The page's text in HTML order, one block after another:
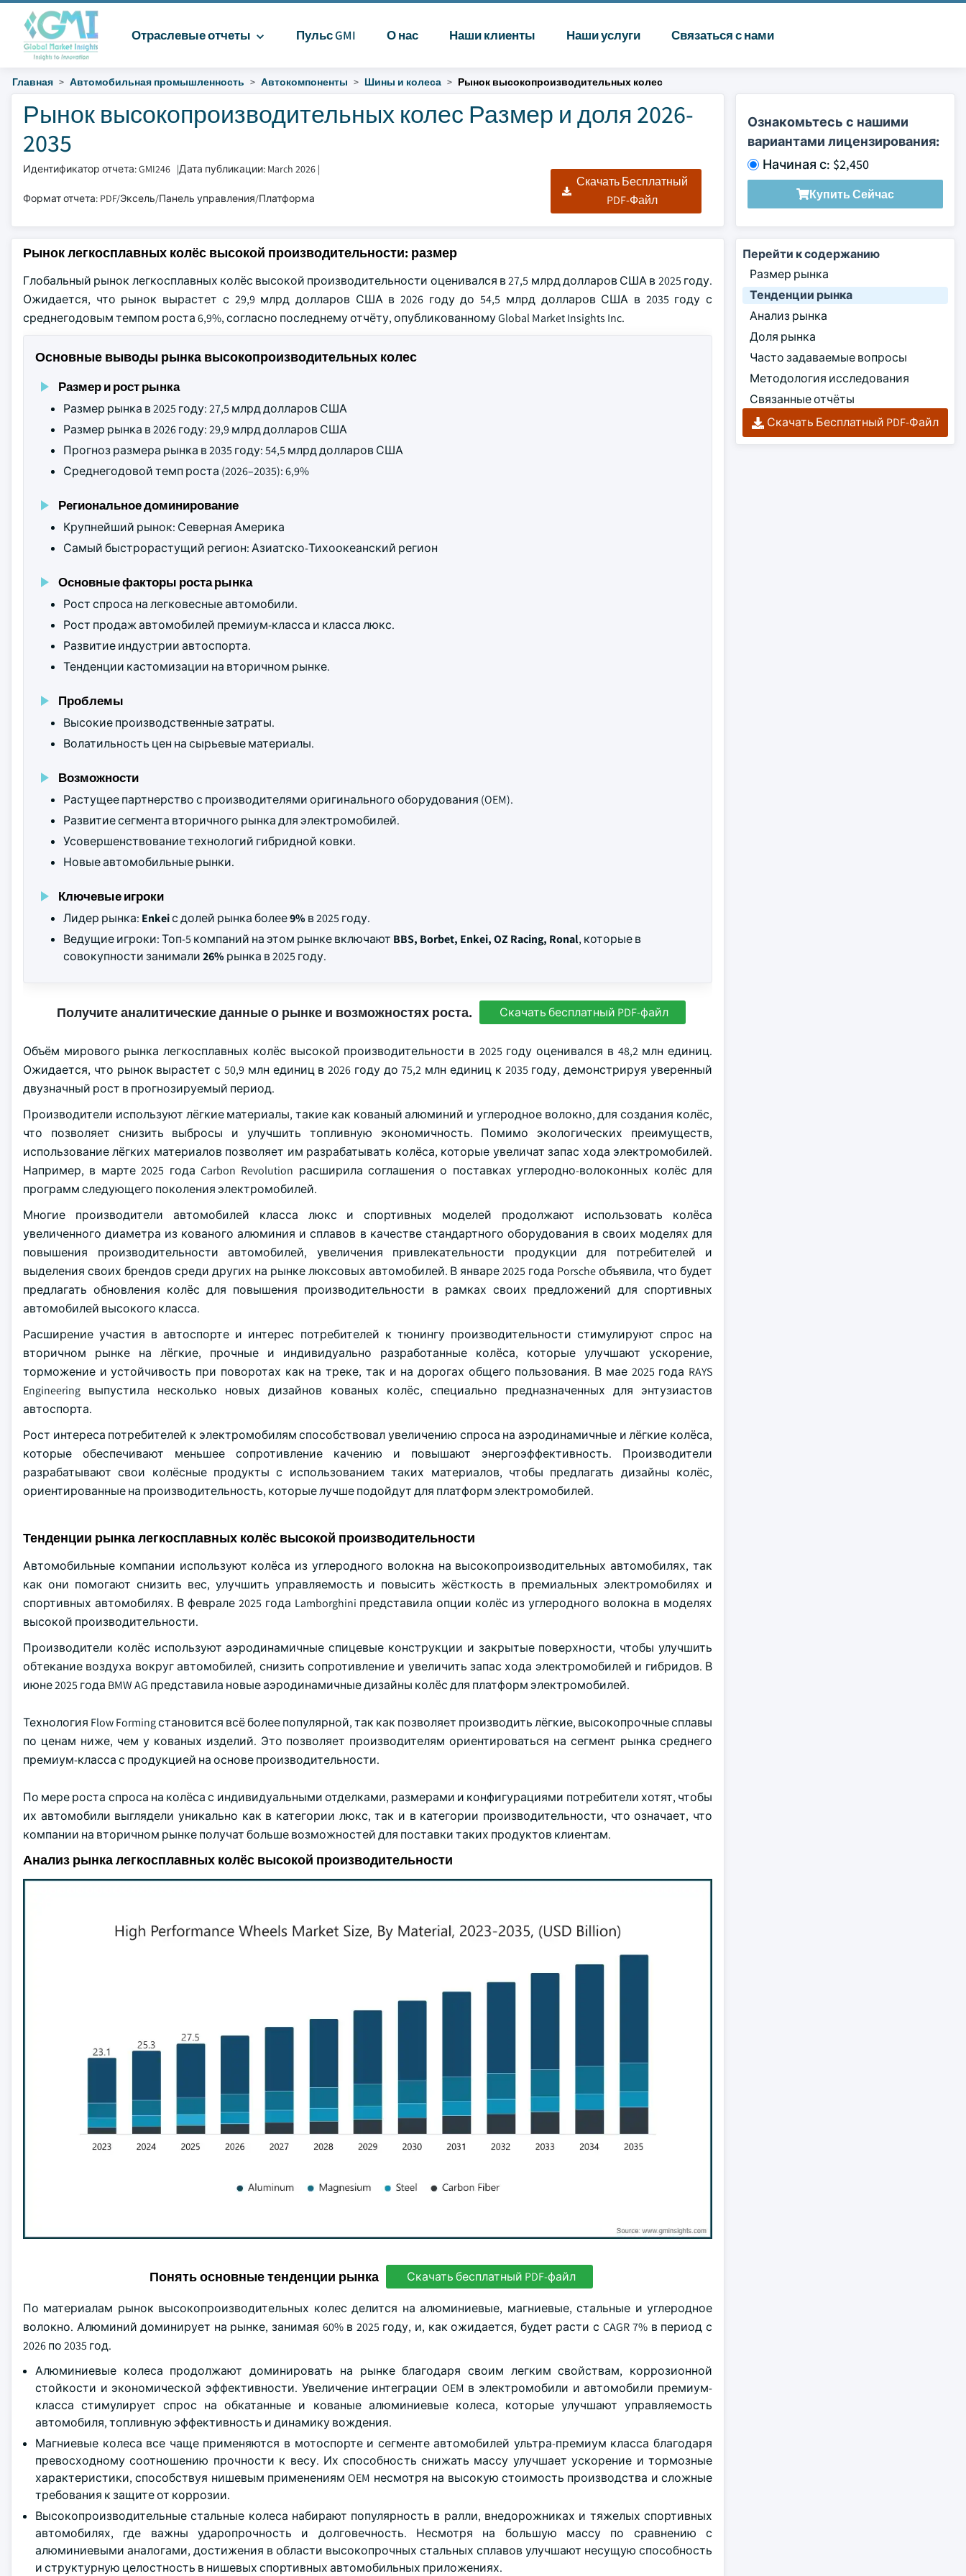
Отраслевые отчеты Пульс GMI О нас Наши клиенты Наши услуги Связаться с нами
Главная Автомобильная промышленность Автокомпоненты Шины и колеса Рынок высокопроизводительных колес
Рынок высокопроизводительных колес Размер и доля 2026-
2035
Идентификатор отчета: GMI246 |Дата публикации: March 2026 |
Формат отчета: PDF/Эксель/Панель управления/Платформа
Скачать Бесплатный
PDF-Файл
Ознакомьтесь с нашими
вариантами лицензирования:
Начиная с: $2,450
Купить Сейчас
Рынок легкосплавных колёс высокой производительности: размер
Глобальный рынок легкосплавных колёс высокой производительности оценивался в 27,5 млрд долларов США в 2025 году.
Ожидается, что рынок вырастет с 29,9 млрд долларов США в 2026 году до 54,5 млрд долларов США в 2035 году с
среднегодовым темпом роста 6,9%, согласно последнему отчёту, опубликованному Global Market Insights Inc.
Основные выводы рынка высокопроизводительных колес
Размер и рост рынка
Размер рынка в 2025 году: 27,5 млрд долларов США
Размер рынка в 2026 году: 29,9 млрд долларов США
Прогноз размера рынка в 2035 году: 54,5 млрд долларов США
Среднегодовой темп роста (2026–2035): 6,9%
Региональное доминирование
Крупнейший рынок: Северная Америка
Самый быстрорастущий регион: Азиатско-Тихоокеанский регион
Основные факторы роста рынка
Рост спроса на легковесные автомобили.
Рост продаж автомобилей премиум-класса и класса люкс.
Развитие индустрии автоспорта.
Тенденции кастомизации на вторичном рынке.
Проблемы
Высокие производственные затраты.
Волатильность цен на сырьевые материалы.
Возможности
Растущее партнерство с производителями оригинального оборудования (OEM).
Развитие сегмента вторичного рынка для электромобилей.
Усовершенствование технологий гибридной ковки.
Новые автомобильные рынки.
Ключевые игроки
Лидер рынка: Enkeiс долей рынка более9% в 2025 году.
Ведущие игроки: Топ-5 компаний на этом рынке включают BBS, Borbet, Enkei, OZ Racing, Ronal, которые в
совокупности занимали26% рынка в 2025 году.
Получите аналитические данные о рынке и возможностях роста. Скачать бесплатный PDF-файл
Объём мирового рынка легкосплавных колёс высокой производительности в 2025 году оценивался в 48,2 млн единиц.
Ожидается, что рынок вырастет с 50,9 млн единиц в 2026 году до 75,2 млн единиц к 2035 году, демонстрируя уверенный
двузначный рост в прогнозируемый период.
Производители используют лёгкие материалы, такие как кованый алюминий и углеродное волокно, для создания колёс,
что позволяет снизить выбросы и улучшить топливную экономичность. Помимо экологических преимуществ,
использование лёгких материалов позволяет им разрабатывать колёса, которые увеличат запас хода электромобилей.
Например, в марте 2025 года Carbon Revolution расширила соглашения о поставках углеродно-волоконных колёс для
программ следующего поколения электромобилей.
Многие производители автомобилей класса люкс и спортивных моделей продолжают использовать колёса
увеличенного диаметра из кованого алюминия и сплавов в качестве стандартного оборудования в своих моделях для
повышения производительности автомобилей, увеличения привлекательности продукции для потребителей и
выделения своих брендов среди других на рынке люксовых автомобилей. В январе 2025 года Porsche объявила, что будет
предлагать обновления колёс для повышения производительности в рамках своих предложений для спортивных
автомобилей высокого класса.
Расширение участия в автоспорте и интерес потребителей к тюнингу производительности стимулируют спрос на
вторичном рынке на лёгкие, прочные и индивидуально разработанные колёса, которые улучшают ускорение,
торможение и устойчивость при поворотах как на треке, так и на дорогах общего пользования. В мае 2025 года RAYS
Engineering выпустила несколько новых дизайнов кованых колёс, специально предназначенных для энтузиастов
автоспорта.
Рост интереса потребителей к электромобилям способствовал увеличению спроса на аэродинамичные и лёгкие колёса,
которые обеспечивают меньшее сопротивление качению и повышают энергоэффективность. Производители
разрабатывают свои колёсные продукты с использованием таких материалов, чтобы предлагать дизайны колёс,
ориентированные на производительность, которые лучше подойдут для платформ электромобилей.
Тенденции рынка легкосплавных колёс высокой производительности
Автомобильные компании используют колёса из углеродного волокна на высокопроизводительных автомобилях, так
как они помогают снизить вес, улучшить управляемость и повысить жёсткость в премиальных электромобилях и
спортивных автомобилях. В феврале 2025 года Lamborghini представила опции колёс из углеродного волокна в моделях
высокой производительности.
Производители колёс используют аэродинамичные спицевые конструкции и закрытые поверхности, чтобы улучшить
обтекание воздуха вокруг автомобилей, снизить сопротивление и увеличить запас хода электромобилей и гибридов. В
июне 2025 года BMW AG представила новые аэродинамичные дизайны колёс для платформ электромобилей.
Технология Flow Forming становится всё более популярной, так как позволяет производить лёгкие, высокопрочные сплавы
по ценам ниже, чем у кованых изделий. Это позволяет производителям ориентироваться на сегмент рынка среднего
премиум-класса с продукцией на основе производительности.
По мере роста спроса на колёса с индивидуальными отделками, размерами и конфигурациями потребители хотят, чтобы
их автомобили выглядели уникально как в категории люкс, так и в категории производительности, что означает, что
компании на вторичном рынке получат больше возможностей для поставки таких продуктов клиентам.
Анализ рынка легкосплавных колёс высокой производительности
Понять основные тенденции рынка Скачать бесплатный PDF-файл
По материалам рынок высокопроизводительных колес делится на алюминиевые, магниевые, стальные и углеродное
волокно. Алюминий доминирует на рынке, занимая 60% в 2025 году, и, как ожидается, будет расти с CAGR 7% в период с
2026 по 2035 год.
Алюминиевые колеса продолжают доминировать на рынке благодаря своим легким свойствам, коррозионной
стойкости и экономической эффективности. Увеличение интеграции OEM в электромобили и автомобили премиум-
класса стимулирует спрос на обкатанные и кованые алюминиевые колеса, которые улучшают управляемость
автомобиля, топливную эффективность и динамику вождения.
Магниевые колеса все чаще применяются в мотоспорте и сегменте автомобилей ультра-премиум класса благодаря
превосходному соотношению прочности к весу. Их способность снижать массу улучшает ускорение и тормозные
характеристики, способствуя нишевым применениям OEM несмотря на высокую стоимость производства и сложные
требования к защите от коррозии.
Высокопроизводительные стальные колеса набирают популярность в ралли, внедорожниках и тяжелых спортивных
автомобилях, где важны ударопрочность и долговечность. Несмотря на большую массу по сравнению с
алюминиевыми аналогами, достижения в области высокопрочных стальных сплавов улучшают несущую способность
и структурную целостность в нишевых спортивных автомобильных приложениях.
Перейти к содержанию
Размер рынка
Тенденции рынка
Анализ рынка
Доля рынка
Часто задаваемые вопросы
Методология исследования
Связанные отчёты
Скачать Бесплатный PDF-Файл